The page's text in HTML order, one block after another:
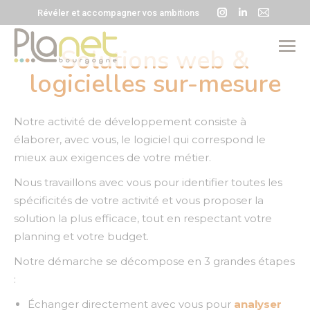
Révéler et accompagner vos ambitions
La
page
Instagram
s'ouvre
dans
nouvelle
fenêtre
La
page
LinkedIn
s'ouvre
dans
fenêtre
La
page
E-
s'ouvre
Solutions web &
logicielles sur-mesure
Notre activité de développement consiste à
élaborer, avec vous, le logiciel qui correspond le
mieux aux exigences de votre métier.
Nous travaillons avec vous pour identifier toutes les
spécificités de votre activité et vous proposer la
solution la plus efficace, tout en respectant votre
planning et votre budget.
Notre démarche se décompose en 3 grandes étapes
:
Échanger directement avec vous pour analyser